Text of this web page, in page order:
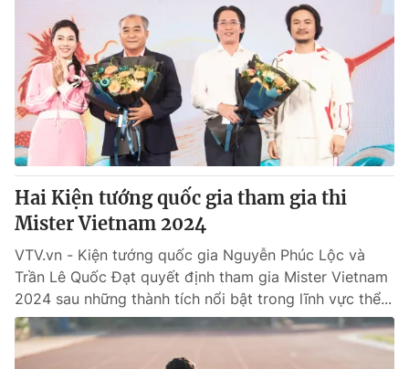
Chất lượng cuộc sống
Học trực tuyến
Công nghệ
Hitech Công nghệ tương lai
Sản phẩm
Thị trường
Tư vấn
Giao lưu trực tuyến
Lịch phát sóng
Chuyên mục khác
Emagazine Podcast
Photo Infographic
Video Shorts video
Hai Kiện tướng quốc gia tham gia thi
Mister Vietnam 2024
VTV.vn - Kiện tướng quốc gia Nguyễn Phúc Lộc và
Trần Lê Quốc Đạt quyết định tham gia Mister Vietnam
2024 sau những thành tích nổi bật trong lĩnh vực thể...